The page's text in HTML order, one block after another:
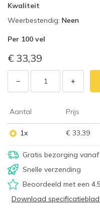
Kwaliteit
Weerbestendig: Neen
Per 100 vel
€ 33,39
− +
Aantal Prijs
1x € 33,39
Gratis bezorging
Snelle verzending
Beoordeeld met een
Download specificatieblad